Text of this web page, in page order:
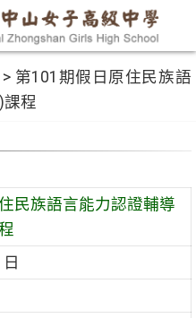
> 第101期假日原住民族語
程
民族語言能力認證輔導